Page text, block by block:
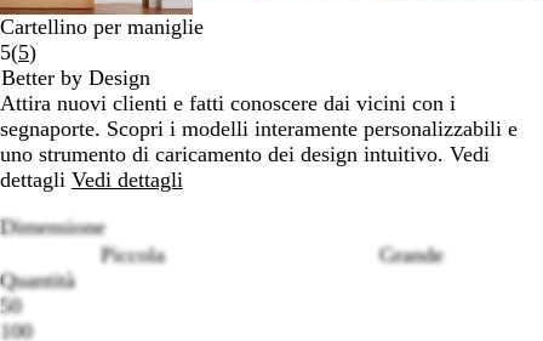
ingrandire
o
e
le
frecce
per
spostarti
le
frecce
per
le
frecce
per
Cartellino per maniglie
5(5Leggi
5
recensioni
)
Better by Design
Attira nuovi clienti e fatti conoscere dai vicini con i
segnaporte. Scopri i modelli interamente personalizzabili e
uno strumento di caricamento dei design intuitivo. Vedi
dettagli Vedi dettagli
Dimensione
Piccola
Grande
Quantità
50
100